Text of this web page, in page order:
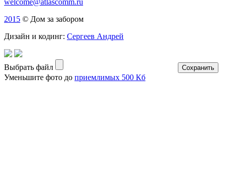
2015 © Дом за забором
Дизайн и кодинг: Сергеев Андрей
Выбрать файл
Уменьшите фото до приемлимых 500 Кб